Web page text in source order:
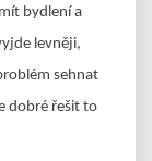
bydlení a
levněji,
sehnat
dobré řešit to